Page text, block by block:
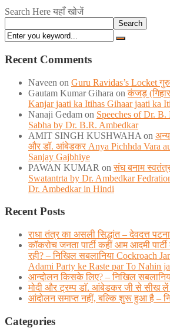
Search Here यहाँ खोजें
Search
Recent Comments
Naveen on Guru Ravidas’s Locket
Gautam Kumar Gihara onकंजड़
Kanjar jaati ka Itihas Gihaar jaati ka
Nanaji Gedam on Speeches of Dr.
Sabha by Dr. B.R. Ambedkar
AMIT SINGH KUSHWAHA on
और डॉ. आंबेडकर Anya Pichhda Vara
Sanjay Gajbhiye
PAWAN KUMAR onसंघ बनाम
Swatantrta by Dr. Ambedkar
Dr. Ambedkar in Hindi
Recent Posts
राधा तंत्र का असली सिद्धांत – देवदत्त
कॉकरोच जनता पार्टी कहीं आम आदमी
रही? – निखिल सबलानिया Cockroach
Adami Party ke Raste par To Nahin
आन्दोलन किसके लिए? – निखिल
मोदी और ट्रम्प डाॅ. आंबेडकर जी से सीख लें
आंदोलन समाप्त नहीं, बल्कि शुरू हुआ है –
Categories